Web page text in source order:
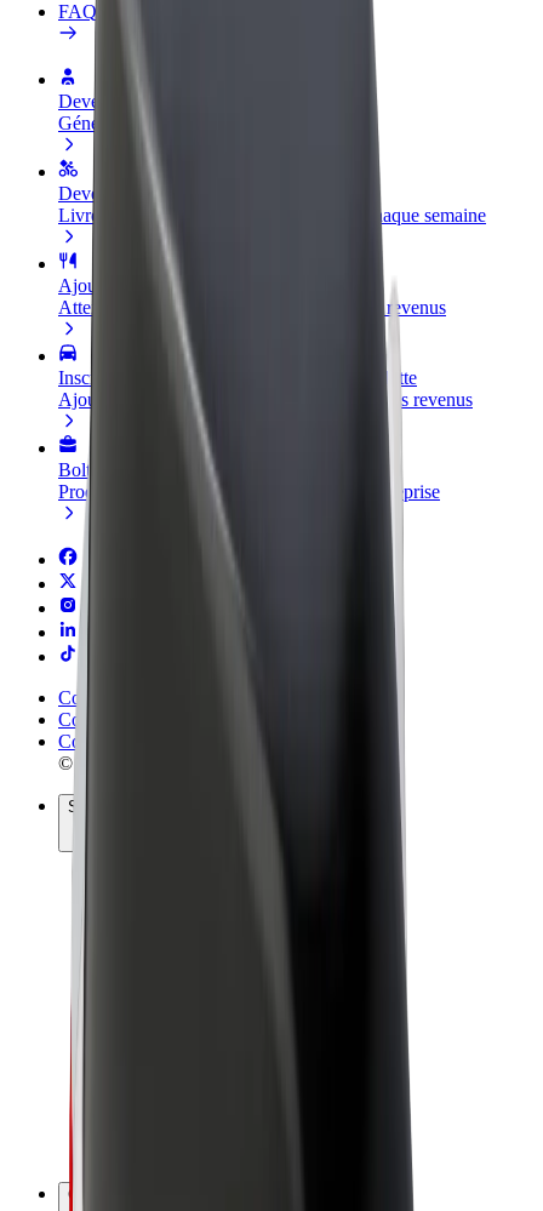
FAQ
Devenir partenaire chauffeur
Générez des revenus selon vos conditions
Devenir livreur
Livrez des repas et générez des revenus chaque semaine
Ajouter un restaurant ou un magasin
Atteignez plus de clients et augmentez vos revenus
Inscrivez-vous en tant que propriétaire de flotte
Ajoutez votre flotte sur Bolt et augmentez vos revenus
Bolt for Business
Produits et services Bolt adaptés à votre entreprise
Conditions générales
Confidentialité
Cookies
© 2026 Bolt Technology OÜ
Services
Générez des revenus avec Bolt